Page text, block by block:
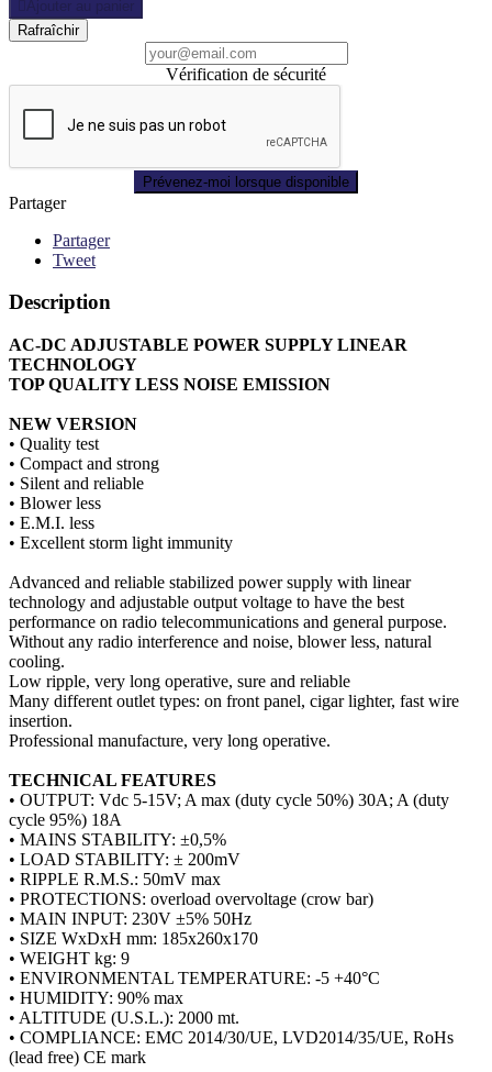
Ajouter au panier
Vérification de sécurité
Prévenez-moi lorsque disponible
Partager
Partager
Tweet
Description
AC-DC ADJUSTABLE POWER SUPPLY LINEAR
TECHNOLOGY
TOP QUALITY LESS NOISE EMISSION
NEW VERSION
• Quality test
• Compact and strong
• Silent and reliable
• Blower less
• E.M.I. less
• Excellent storm light immunity
Advanced and reliable stabilized power supply with linear
technology and adjustable output voltage to have the best
performance on radio telecommunications and general purpose.
Without any radio interference and noise, blower less, natural
cooling.
Low ripple, very long operative, sure and reliable
Many different outlet types: on front panel, cigar lighter, fast wire
insertion.
Professional manufacture, very long operative.
TECHNICAL FEATURES
• OUTPUT: Vdc 5-15V; A max (duty cycle 50%) 30A; A (duty
cycle 95%) 18A
• MAINS STABILITY: ±0,5%
• LOAD STABILITY: ± 200mV
• RIPPLE R.M.S.: 50mV max
• PROTECTIONS: overload overvoltage (crow bar)
• MAIN INPUT: 230V ±5% 50Hz
• SIZE WxDxH mm: 185x260x170
• WEIGHT kg: 9
• ENVIRONMENTAL TEMPERATURE: -5 +40°C
• HUMIDITY: 90% max
• ALTITUDE (U.S.L.): 2000 mt.
• COMPLIANCE: EMC 2014/30/UE, LVD2014/35/UE, RoHs
(lead free) CE mark